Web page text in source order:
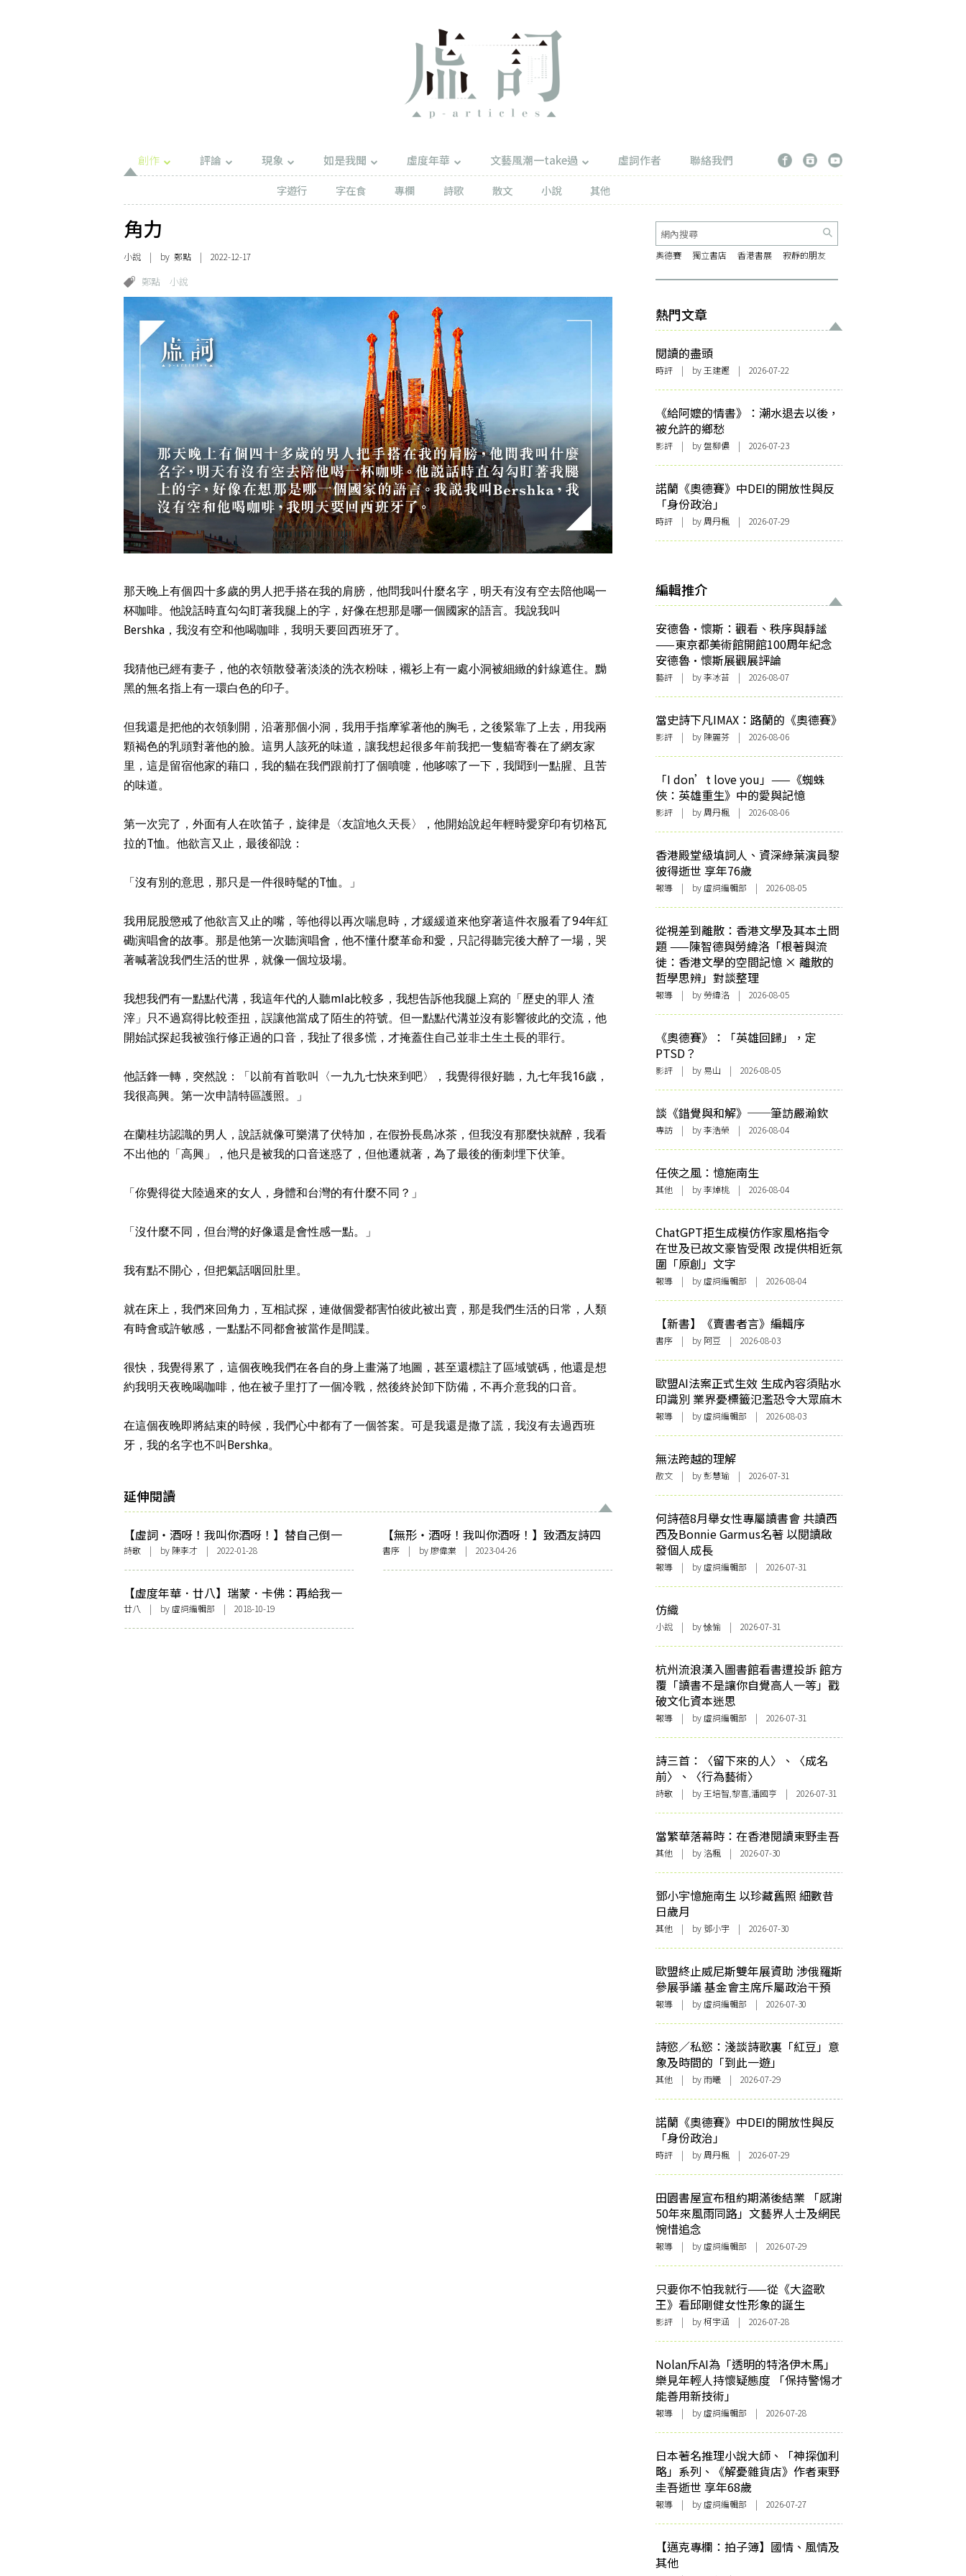
創作 評論 現象 如是我聞 虛度年華 文藝風潮一take過 虛詞作者
聯絡我們
字遊行
字在食 專欄 詩歌 散文 小說 其他
角力
小說 | by 鄭點 | 2022-12-17
鄭點 小說
那天晚上有個四十多歲的男人把手搭在我的肩膀，他問我叫什麼名字，明天有沒有空去陪他喝一
杯咖啡。他說話時直勾勾盯著我腿上的字，好像在想那是哪一個國家的語言。我說我叫
Bershka，我沒有空和他喝咖啡，我明天要回西班牙了。
我猜他已經有妻子，他的衣領散發著淡淡的洗衣粉味，襯衫上有一處小洞被細緻的針線遮住。黝
黑的無名指上有一環白色的印子。
但我還是把他的衣領剝開，沿著那個小洞，我用手指摩挲著他的胸毛，之後緊靠了上去，用我兩
顆褐色的乳頭對著他的臉。這男人該死的味道，讓我想起很多年前我把一隻貓寄養在了網友家
里，這是留宿他家的藉口，我的貓在我們跟前打了個噴嚏，他哆嗦了一下，我聞到一點腥、且苦
的味道。
第一次完了，外面有人在吹笛子，旋律是〈友誼地久天長〉，他開始說起年輕時愛穿印有切格瓦
拉的T恤。他欲言又止，最後卻說：
「沒有別的意思，那只是一件很時髦的T恤。」
我用屁股懲戒了他欲言又止的嘴，等他得以再次喘息時，才緩緩道來他穿著這件衣服看了94年紅
磡演唱會的故事。那是他第一次聽演唱會，他不懂什麼革命和愛，只記得聽完後大醉了一場，哭
著喊著說我們生活的世界，就像一個垃圾場。
我想我們有一點點代溝，我這年代的人聽mla比較多，我想告訴他我腿上寫的「歷史的罪人 渣
滓」只不過寫得比較歪扭，誤讓他當成了陌生的符號。但一點點代溝並沒有影響彼此的交流，他
開始試探起我被強行修正過的口音，我扯了很多慌，才掩蓋住自己並非土生土長的罪行。
他話鋒一轉，突然說：「以前有首歌叫〈一九九七快來到吧〉，我覺得很好聽，九七年我16歲，
我很高興。第一次申請特區護照。」
在蘭桂坊認識的男人，說話就像可樂溝了伏特加，在假扮長島冰茶，但我沒有那麼快就醉，我看
不出他的「高興」，他只是被我的口音迷惑了，但他遷就著，為了最後的衝刺埋下伏筆。
「你覺得從大陸過來的女人，身體和台灣的有什麼不同？」
「沒什麼不同，但台灣的好像還是會性感一點。」
我有點不開心，但把氣話咽回肚里。
就在床上，我們來回角力，互相試探，連做個愛都害怕彼此被出賣，那是我們生活的日常，人類
有時會或許敏感，一點點不同都會被當作是間諜。
很快，我覺得累了，這個夜晚我們在各自的身上畫滿了地圖，甚至還標註了區域號碼，他還是想
約我明天夜晚喝咖啡，他在被子里打了一個冷戰，然後終於卸下防備，不再介意我的口音。
在這個夜晚即將結束的時候，我們心中都有了一個答案。可是我還是撒了謊，我沒有去過西班
牙，我的名字也不叫Bershka。
延伸閱讀
【虛詞・酒呀！我叫你酒呀！】替自己倒一
杯酒
詩歌 | by 陳李才 | 2022-01-28
【無形・酒呀！我叫你酒呀！】致酒友詩四
首並序
書序 | by 廖偉棠 | 2023-04-26
【虛度年華．廿八】瑞蒙．卡佛：再給我一
瓶酒
廿八 | by 虛詞編輯部 | 2018-10-19
奧德賽 獨立書店 香港書展 寂靜的朋友
熱門文章
閱讀的盡頭
時評 | by 王建鏗 | 2026-07-22
《給阿嬤的情書》：潮水退去以後，
被允許的鄉愁
影評 | by 盤柳儂 | 2026-07-23
諾蘭《奧德賽》中DEI的開放性與反
「身份政治」
時評 | by 周丹楓 | 2026-07-29
編輯推介
安德魯·懷斯：觀看、秩序與靜謐
——東京都美術館開館100周年紀念
安德魯·懷斯展觀展評論
藝評 | by 李冰苔 | 2026-08-07
當史詩下凡IMAX：路蘭的《奧德賽》
影評 | by 陳麗芬 | 2026-08-06
「I don’t love you」——《蜘蛛
俠：英雄重生》中的愛與記憶
影評 | by 周丹楓 | 2026-08-06
香港殿堂級填詞人、資深綠葉演員黎
彼得逝世 享年76歲
報導 | by 虛詞編輯部 | 2026-08-05
從視差到離散：香港文學及其本土問
題 ——陳智德與勞緯洛「根著與流
徙：香港文學的空間記憶 × 離散的
哲學思辨」對談整理
報導 | by 勞緯洛 | 2026-08-05
《奧德賽》：「英雄回歸」，定
PTSD？
影評 | by 易山 | 2026-08-05
談《錯覺與和解》──筆訪嚴瀚欽
專訪 | by 李浩榮 | 2026-08-04
任俠之風：憶施南生
其他 | by 李焯桃 | 2026-08-04
ChatGPT拒生成模仿作家風格指令
在世及已故文豪皆受限 改提供相近氛
圍「原創」文字
報導 | by 虛詞編輯部 | 2026-08-04
【新書】《賣書者言》編輯序
書序 | by 阿豆 | 2026-08-03
歐盟AI法案正式生效 生成內容須貼水
印識別 業界憂標籤氾濫恐令大眾麻木
報導 | by 虛詞編輯部 | 2026-08-03
無法跨越的理解
散文 | by 彭慧瑜 | 2026-07-31
何詩蓓8月舉女性專屬讀書會 共讀西
西及Bonnie Garmus名著 以閱讀啟
發個人成長
報導 | by 虛詞編輯部 | 2026-07-31
仿織
小說 | by 悇愉 | 2026-07-31
杭州流浪漢入圖書館看書遭投訴 館方
覆「讀書不是讓你自覺高人一等」戳
破文化資本迷思
報導 | by 虛詞編輯部 | 2026-07-31
詩三首：〈留下來的人〉、〈成名
前〉、〈行為藝術〉
詩歌 | by 王培智,黎喜,潘國亨 | 2026-07-31
當繁華落幕時：在香港閱讀東野圭吾
其他 | by洛楓 | 2026-07-30
鄧小宇憶施南生 以珍藏舊照 細數昔
日歲月
其他 | by 鄧小宇 | 2026-07-30
歐盟終止威尼斯雙年展資助 涉俄羅斯
參展爭議 基金會主席斥屬政治干預
報導 | by 虛詞編輯部 | 2026-07-30
詩慾／私慾：淺談詩歌裏「紅豆」意
象及時間的「到此一遊」
其他 | by 雨曦 | 2026-07-29
諾蘭《奧德賽》中DEI的開放性與反
「身份政治」
時評 | by 周丹楓 | 2026-07-29
田園書屋宣布租約期滿後結業 「感謝
50年來風雨同路」文藝界人士及網民
惋惜追念
報導 | by 虛詞編輯部 | 2026-07-29
只要你不怕我就行——從《大盜歌
王》看邱剛健女性形象的誕生
影評 | by 柯宇涵 | 2026-07-28
Nolan斥AI為「透明的特洛伊木馬」
樂見年輕人持懷疑態度 「保持警惕才
能善用新技術」
報導 | by 虛詞編輯部 | 2026-07-28
日本著名推理小說大師、「神探伽利
略」系列、《解憂雜貨店》作者東野
圭吾逝世 享年68歲
報導 | by 虛詞編輯部 | 2026-07-27
【邁克專欄：拍子簿】國情、風情及
其他